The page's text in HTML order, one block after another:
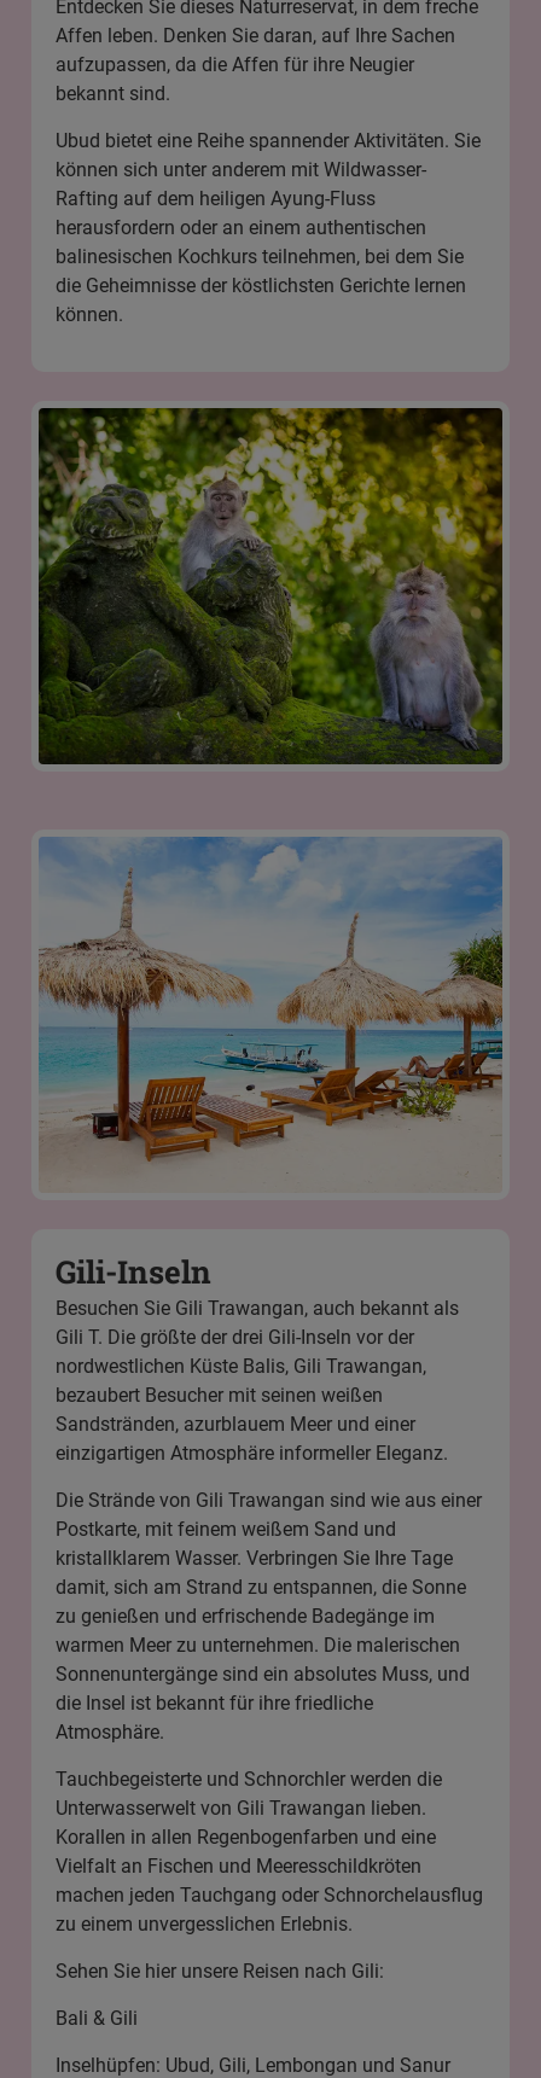
Entdecken Sie dieses Naturreservat, in dem freche
Affen leben. Denken Sie daran, auf Ihre Sachen
aufzupassen, da die Affen für ihre Neugier
bekannt sind.
Ubud bietet eine Reihe spannender Aktivitäten. Sie
können sich unter anderem mitWildwasser-
Rafting auf dem heiligen Ayung-Fluss
herausfordern oder an einem authentischen
balinesischen Kochkurs teilnehmen, bei dem Sie
die Geheimnisse der köstlichsten Gerichte lernen
können.
Gili-Inseln
Besuchen Sie Gili Trawangan, auch bekannt als
Gili T. Die größte der drei Gili-Inseln vor der
nordwestlichen Küste Balis, Gili Trawangan,
bezaubert Besucher mit seinen weißen
Sandstränden, azurblauem Meer und einer
einzigartigen Atmosphäre informeller Eleganz.
Die Strände von Gili Trawangan sind wie aus einer
Postkarte, mit feinem weißem Sand und
kristallklarem Wasser. Verbringen Sie Ihre Tage
damit, sich am Strand zu entspannen, die Sonne
zu genießen und erfrischende Badegänge im
warmen Meer zu unternehmen. Die malerischen
Sonnenuntergänge sind ein absolutes Muss, und
die Insel ist bekannt für ihre friedliche
Atmosphäre.
Tauchbegeisterte und Schnorchler werden die
Unterwasserwelt von Gili Trawangan lieben.
Korallen in allen Regenbogenfarben und eine
Vielfalt an Fischen und Meeresschildkröten
machen jeden Tauchgang oder Schnorchelausflug
zu einem unvergesslichen Erlebnis.
Sehen Sie hier unsere Reisen nach Gili:
Bali & Gili
Inselhüpfen: Ubud, Gili, Lembongan und Sanur